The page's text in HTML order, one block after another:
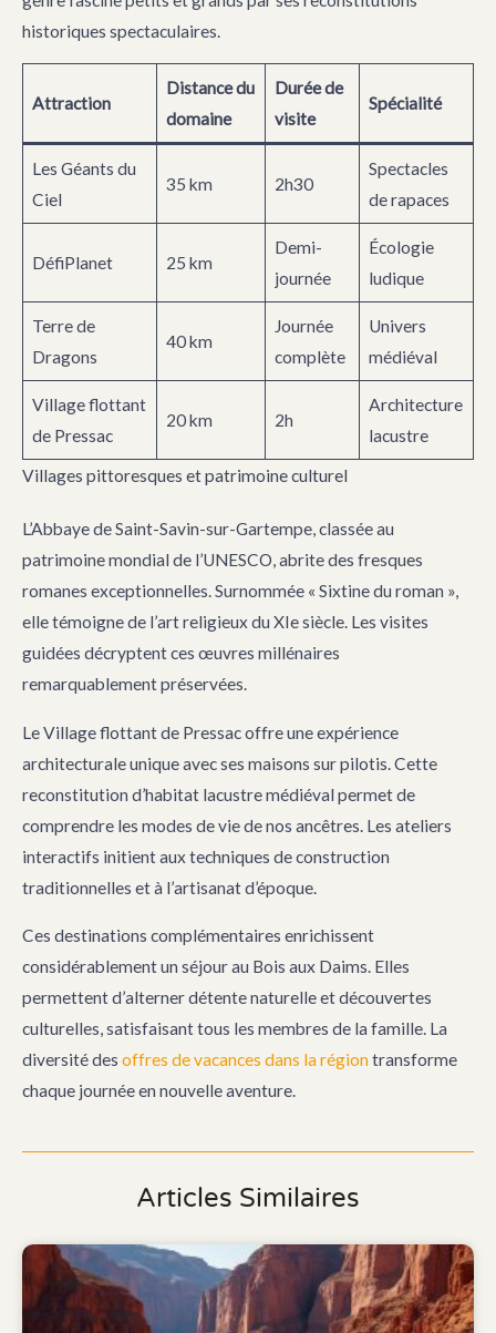
historiques spectaculaires.
Attraction
Distance du
domaine
Durée de
visite
Spécialité
Les Géants du
Ciel
35 km 2h30
Spectacles
de rapaces
DéfiPlanet 25 km
Demi-
journée
Écologie
ludique
Terre de
Dragons
40 km
Journée
complète
Univers
médiéval
Village flottant
de Pressac
20 km 2h
Architecture
lacustre
Villages pittoresques et patrimoine culturel
L’Abbaye de Saint-Savin-sur-Gartempe, classée au
patrimoine mondial de l’UNESCO, abrite des fresques
romanes exceptionnelles. Surnommée « Sixtine du roman »,
elle témoigne de l’art religieux du XIe siècle. Les visites
guidées décryptent ces œuvres millénaires
remarquablement préservées.
Le Village flottant de Pressac offre une expérience
architecturale unique avec ses maisons sur pilotis. Cette
reconstitution d’habitat lacustre médiéval permet de
comprendre les modes de vie de nos ancêtres. Les ateliers
interactifs initient aux techniques de construction
traditionnelles et à l’artisanat d’époque.
Ces destinations complémentaires enrichissent
considérablement un séjour au Bois aux Daims. Elles
permettent d’alterner détente naturelle et découvertes
culturelles, satisfaisant tous les membres de la famille. La
diversité des offres de vacances dans la régiontransforme
chaque journée en nouvelle aventure.
Articles Similaires